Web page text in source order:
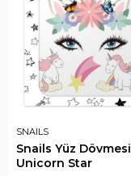
SNAILS
Snails Yüz Dövmesi
Unicorn Star